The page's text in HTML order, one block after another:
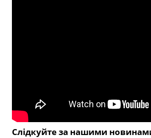
Слідкуйте за нашими